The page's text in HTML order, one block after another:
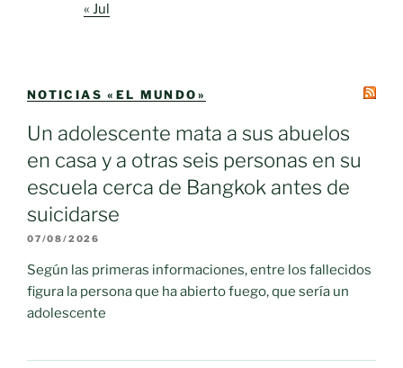
« Jul
NOTICIAS «EL MUNDO»
Un adolescente mata a sus abuelos
en casa y a otras seis personas en su
escuela cerca de Bangkok antes de
suicidarse
07/08/2026
Según las primeras informaciones, entre los fallecidos
figura la persona que ha abierto fuego, que sería un
adolescente